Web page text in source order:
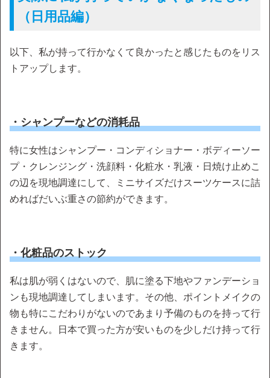
（日用品編）
以下、私が持って行かなくて良かったと感じたものをリス
トアップします。
・シャンプーなどの消耗品
特に女性はシャンプー・コンディショナー・ボディーソー
プ・クレンジング・洗顔料・化粧水・乳液・日焼け止めこ
の辺を現地調達にして、ミニサイズだけスーツケースに詰
めればだいぶ重さの節約ができます。
・化粧品のストック
私は肌が弱くはないので、肌に塗る下地やファンデーショ
ンも現地調達してしまいます。その他、ポイントメイクの
物も特にこだわりがないのであまり予備のものを持って行
きません。日本で買った方が安いものを少しだけ持って行
きます。